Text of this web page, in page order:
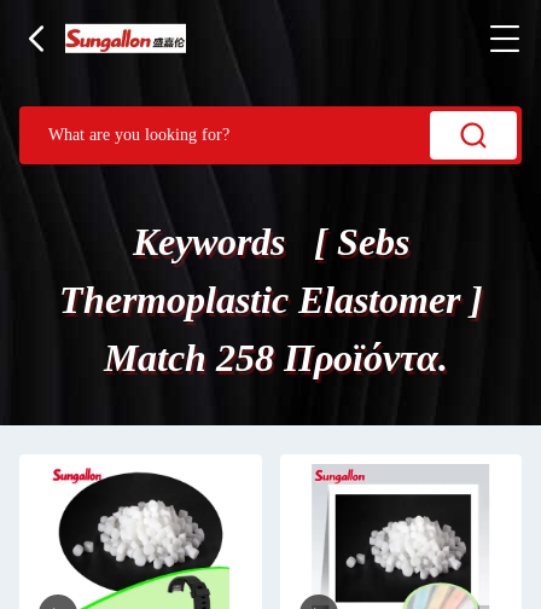
Keywords [ Sebs
Thermoplastic Elastomer ]
Match 258 Προϊόντα.